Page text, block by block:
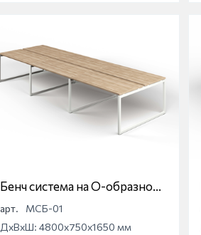
Бенч система на О-образной
опоре Магна МСБ-01
арт.
МСБ-01
ДхВхШ: 4800x750x1650 мм